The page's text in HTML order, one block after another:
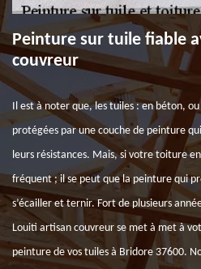
Peinture sur tuile fiable
couvreur
Il est à noter que, les tuiles : en béton,
protégées par une couche de peinture
leurs résistances. Mais, si votre toiture
fréquent ; il se peut que la peinture qui
s’écailler et ternir. Fort de plusieurs
Louiti artisan couvreur se met à met à
peinture de vos tuiles à Bridore 37600.